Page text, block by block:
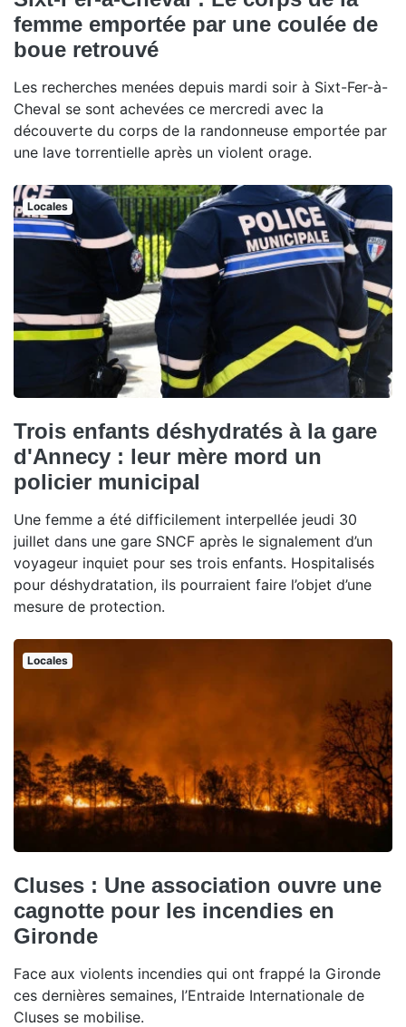
femme emportée par une coulée de
boue retrouvé
Les recherches menées depuis mardi soir à Sixt-Fer-à-
Cheval se sont achevées ce mercredi avec la
découverte du corps de la randonneuse emportée par
une lave torrentielle après un violent orage.
Locales
Trois enfants déshydratés à la gare
d'Annecy : leur mère mord un
policier municipal
Une femme a été difficilement interpellée jeudi 30
juillet dans une gare SNCF après le signalement d’un
voyageur inquiet pour ses trois enfants. Hospitalisés
pour déshydratation, ils pourraient faire l’objet d’une
mesure de protection.
Locales
Cluses : Une association ouvre une
cagnotte pour les incendies en
Gironde
Face aux violents incendies qui ont frappé la Gironde
ces dernières semaines, l’Entraide Internationale de
Cluses se mobilise.